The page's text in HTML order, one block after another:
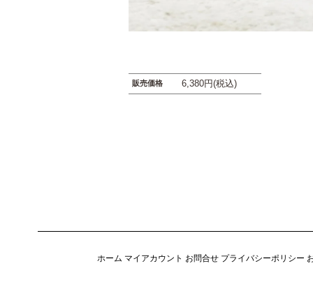
販売価格 6,380円(税込)
ホーム マイアカウント お問合せ プライバシーポリシー